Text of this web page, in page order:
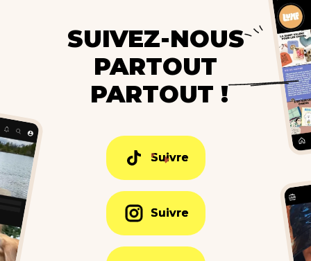
SUIVEZ-NOUS
PARTOUT
PARTOUT !
Suivre
Suivre
Suivre
Suivre